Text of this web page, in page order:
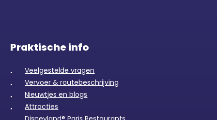
Praktische info
Veelgestelde vragen
Vervoer & routebeschrijving
Nieuwtjes en blogs
Attracties